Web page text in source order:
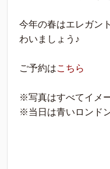
今年の春はエレガン
わいましょう♪
ご予約はこちら
※写真はすべてイメ
※当日は青いロンド